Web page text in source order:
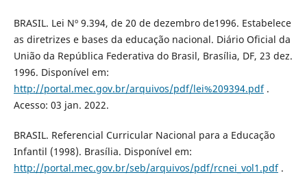
BRASIL. Lei Nº 9.394, de 20 de dezembro de1996. Estabelece
as diretrizes e bases da educação nacional. Diário Oficial da
União da República Federativa do Brasil, Brasília, DF, 23 dez.
1996. Disponível em:
http://portal.mec.gov.br/arquivos/pdf/lei%209394.pdf.
Acesso: 03 jan. 2022.
BRASIL. Referencial Curricular Nacional para a Educação
Infantil (1998). Brasília. Disponível em:
http://portal.mec.gov.br/seb/arquivos/pdf/rcnei_vol1.pdf.